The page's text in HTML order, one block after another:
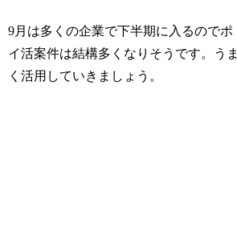
9月は多くの企業で下半期に入るのでポ
イ活案件は結構多くなりそうです。うま
く活用していきましょう。